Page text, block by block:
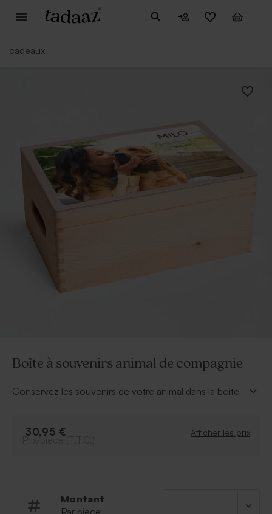
cadeaux
Boîte à souvenirs animal de compagnie
Conservez les souvenirs de votre animal dans la boite
ses jouets préférés. Pratique avec ses poignées.
30,95 € Afficher les prix
Montant